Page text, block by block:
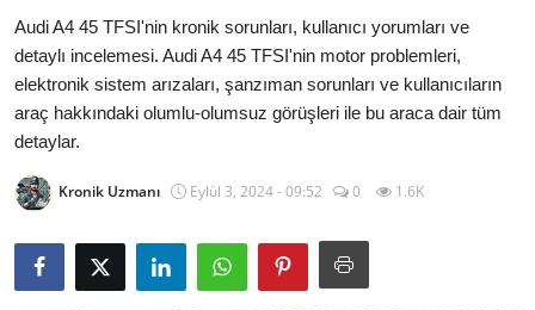
İletişim
Trafik & Cezalar
Sigorta & Kasko
Vergi & ÖTV & MTV
Sorgulamalar
Audi A4 45 TFSI'nin kronik sorunları, kullanıcı yorumları ve
detaylı incelemesi. Audi A4 45 TFSI'nin motor problemleri,
elektronik sistem arızaları, şanzıman sorunları ve kullanıcıların
araç hakkındaki olumlu-olumsuz görüşleri ile bu araca dair tüm
detaylar.
Kronik Uzmanı Eylül 3, 2024 - 09:52 0 1.6K